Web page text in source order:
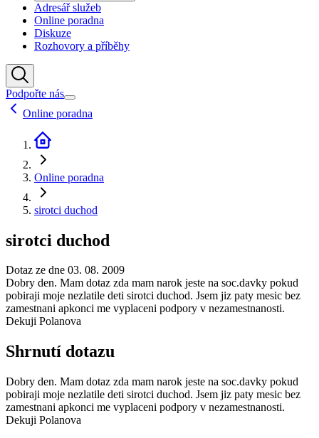
Adresář služeb
Online poradna
Diskuze
Rozhovory a příběhy
Podpořte nás
Online poradna
Online poradna
sirotci duchod
sirotci duchod
Dotaz ze dne 03. 08. 2009
Dobry den. Mam dotaz zda mam narok jeste na soc.davky pokud
pobiraji moje nezlatile deti sirotci duchod. Jsem jiz paty mesic bez
zamestnani apkonci me vyplaceni podpory v nezamestnanosti.
Dekuji Polanova
Shrnutí dotazu
Dobry den. Mam dotaz zda mam narok jeste na soc.davky pokud
pobiraji moje nezlatile deti sirotci duchod. Jsem jiz paty mesic bez
zamestnani apkonci me vyplaceni podpory v nezamestnanosti.
Dekuji Polanova